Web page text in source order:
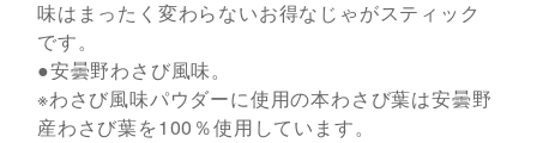
味はまったく変わらないお得なじゃがスティック
です。
●安曇野わさび風味。
※わさび風味パウダーに使用の本わさび葉は安曇野
産わさび葉を100％使用しています。